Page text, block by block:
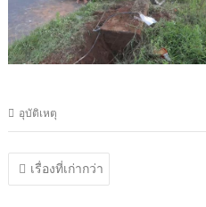
อุบัติเหตุ
แนะแนว
เรื่อง
เรื่องที่เก่ากว่า